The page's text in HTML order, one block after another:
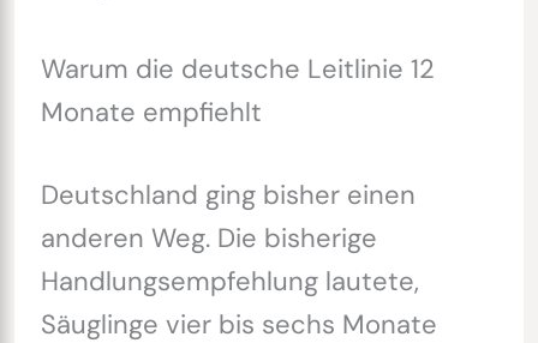
Warum die deutsche Leitlinie 12
Monate empfiehlt
Deutschland ging bisher einen
anderen Weg. Die bisherige
Handlungsempfehlung lautete,
Säuglinge vier bis sechs Monate